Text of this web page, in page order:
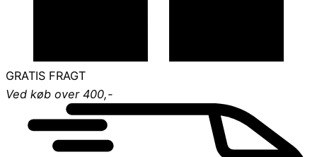
GRATIS FRAGT
Ved køb over 400,-